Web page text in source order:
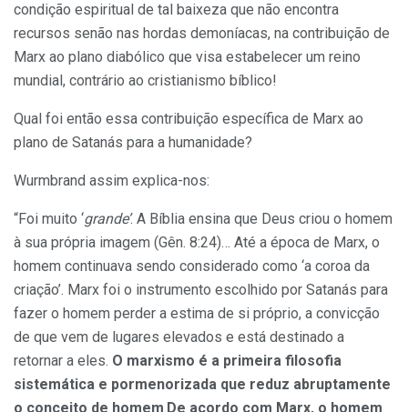
condição espiritual de tal baixeza que não encontra
recursos senão nas hordas demoníacas, na contribuição de
Marx ao plano diabólico que visa estabelecer um reino
mundial, contrário ao cristianismo bíblico!
Qual foi então essa contribuição específica de Marx ao
plano de Satanás para a humanidade?
Wurmbrand assim explica-nos:
“Foi muito ‘grande’. A Bíblia ensina que Deus criou o homem
à sua própria imagem (Gên. 8:24)… Até a época de Marx, o
homem continuava sendo considerado como ‘a coroa da
criação’. Marx foi o instrumento escolhido por Satanás para
fazer o homem perder a estima de si próprio, a convicção
de que vem de lugares elevados e está destinado a
retornar a eles. O marxismo é a primeira filosofia
sistemática e pormenorizada que reduz abruptamente
o conceito de homem. De acordo com Marx, o homem